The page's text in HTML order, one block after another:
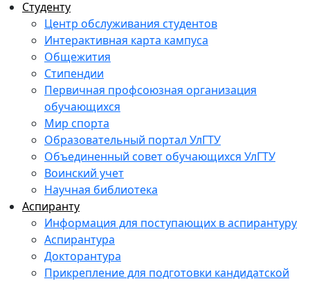
Студенту
Центр обслуживания студентов
Интерактивная карта кампуса
Общежития
Стипендии
Первичная профсоюзная организация
обучающихся
Мир спорта
Образовательный портал УлГТУ
Объединенный совет обучающихся УлГТУ
Воинский учет
Научная библиотека
Аспиранту
Информация для поступающих в аспирантуру
Аспирантура
Докторантура
Прикрепление для подготовки кандидатской